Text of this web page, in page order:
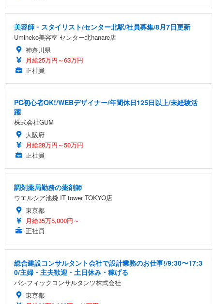
美容師・スタイリスト/センター北駅/社員募集/8月7日更新
Umineko美容室 センター北hanare店
神奈川県
月給25万円～63万円
正社員
PC初心者OK!/WEBデザイナー/年間休日125日以上/未経験活
躍
株式会社GUM
大阪府
月給28万円～50万円
正社員
調剤薬局勤務の薬剤師
ウエルシア池袋 IT tower TOKYO店
東京都
月給35万5,000円～
正社員
総合建設コンサルタント会社で設計業務のお仕事!/9:30〜17:3
0/主婦・主夫歓迎・土日休み・稼げる
パシフィックコンサルタンツ株式会社
東京都